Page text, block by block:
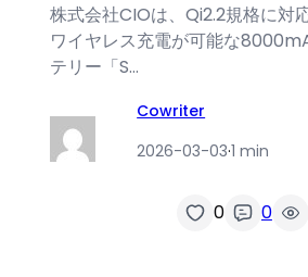
株式会社CIOは、Qi2.2規格に対
ワイヤレス充電が可能な
テリー「S…
Cowriter
2026-03-03·1 min
0 0